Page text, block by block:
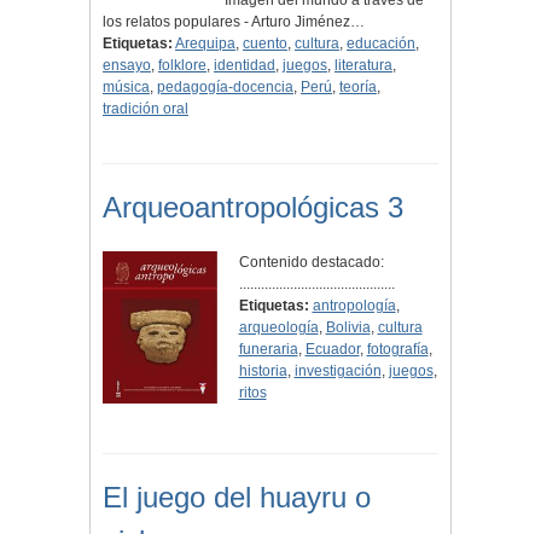
los relatos populares - Arturo Jiménez…
Etiquetas: Arequipa, cuento, cultura, educación,
ensayo, folklore, identidad , juegos, literatura,
música, pedagogía-docencia, Perú, teoría,
tradición oral
Arqueoantropológicas 3
Contenido destacado:
...........................................
Etiquetas: antropología,
arqueología, Bolivia, cultura
funeraria, Ecuador, fotografía,
historia, investigación, juegos,
ritos
El juego del huayru o